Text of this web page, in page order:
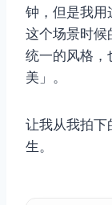
钟，但是我用
这个场景时候
统一的风格，
美」。
让我从我拍下
生。